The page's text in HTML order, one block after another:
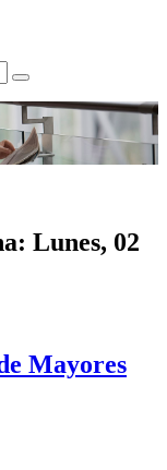
Lunes, 02
Mayores